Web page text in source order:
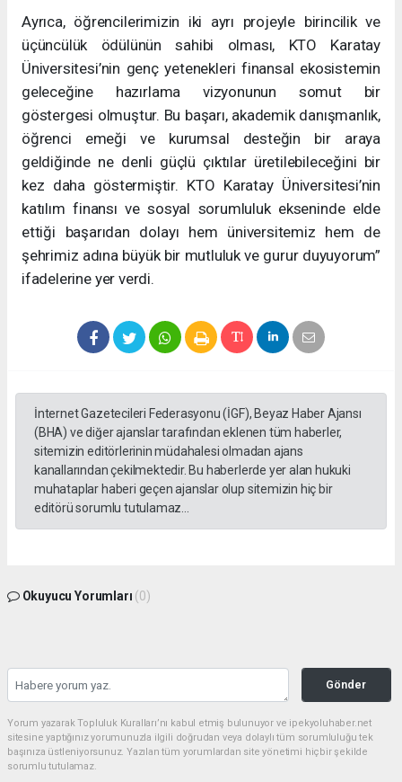
Ayrıca, öğrencilerimizin iki ayrı projeyle birincilik ve
üçüncülük ödülünün sahibi olması, KTO Karatay
Üniversitesi’nin genç yetenekleri finansal ekosistemin
geleceğine hazırlama vizyonunun somut bir
göstergesi olmuştur. Bu başarı, akademik danışmanlık,
öğrenci emeği ve kurumsal desteğin bir araya
geldiğinde ne denli güçlü çıktılar üretilebileceğini bir
kez daha göstermiştir. KTO Karatay Üniversitesi’nin
katılım finansı ve sosyal sorumluluk ekseninde elde
ettiği başarıdan dolayı hem üniversitemiz hem de
şehrimiz adına büyük bir mutluluk ve gurur duyuyorum”
ifadelerine yer verdi.
İnternet Gazetecileri Federasyonu (İGF), Beyaz Haber Ajansı
(BHA) ve diğer ajanslar tarafından eklenen tüm haberler,
sitemizin editörlerinin müdahalesi olmadan ajans
kanallarından çekilmektedir. Bu haberlerde yer alan hukuki
muhataplar haberi geçen ajanslar olup sitemizin hiç bir
editörü sorumlu tutulamaz...
Okuyucu Yorumları (0)
Gönder
Yorum yazarak Topluluk Kuralları’nı kabul etmiş bulunuyor ve ipekyoluhaber.net
sitesine yaptığınız yorumunuzla ilgili doğrudan veya dolaylı tüm sorumluluğu tek
başınıza üstleniyorsunuz. Yazılan tüm yorumlardan site yönetimi hiçbir şekilde
sorumlu tutulamaz.